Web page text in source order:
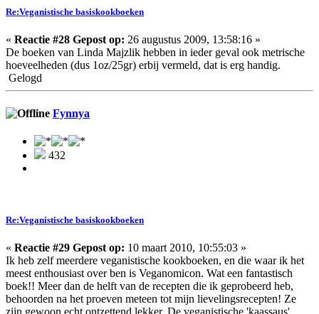
Re:Veganistische basiskookboeken
« Reactie #28 Gepost op: 26 augustus 2009, 13:58:16 »
De boeken van Linda Majzlik hebben in ieder geval ook metrische
hoeveelheden (dus 1oz/25gr) erbij vermeld, dat is erg handig.
Gelogd
Fynnya
432
Re:Veganistische basiskookboeken
« Reactie #29 Gepost op: 10 maart 2010, 10:55:03 »
Ik heb zelf meerdere veganistische kookboeken, en die waar ik het
meest enthousiast over ben is Veganomicon. Wat een fantastisch
boek!! Meer dan de helft van de recepten die ik geprobeerd heb,
behoorden na het proeven meteen tot mijn lievelingsrecepten! Ze